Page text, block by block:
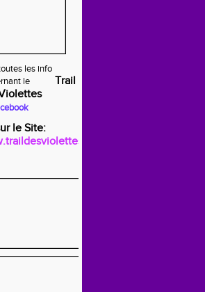
les info
le Trail
le Site: